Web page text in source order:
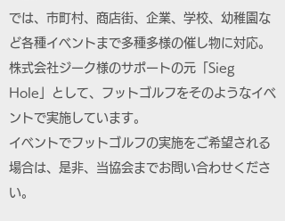
では、市町村、商店街、企業、学校、幼稚園な
ど各種イベントまで多種多様の催し物に対応。
株式会社ジーク様のサポートの元「Sieg
Hole」として、フットゴルフをそのようなイベ
ントで実施しています。
​イベントでフットゴルフの実施をご希望される
場合は、是非、当協会までお問い合わせくださ
い。